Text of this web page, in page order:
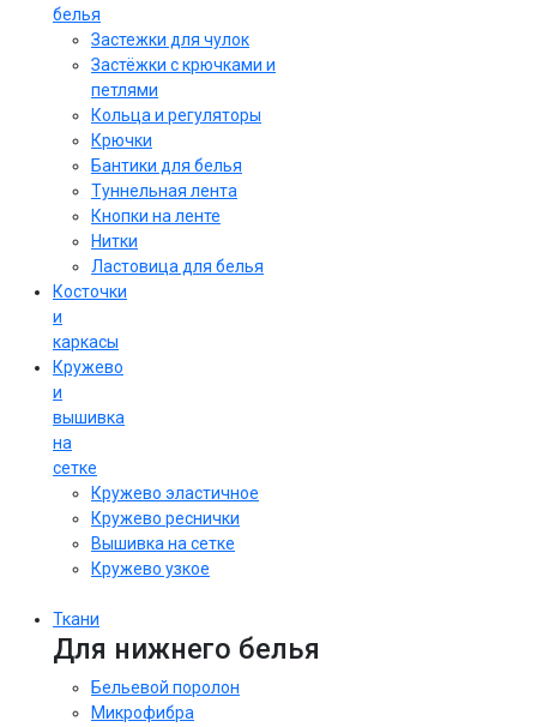
белья
Застежки для чулок
Застёжки с крючками и
петлями
Кольца и регуляторы
Крючки
Бантики для белья
Туннельная лента
Кнопки на ленте
Нитки
Ластовица для белья
Косточки
и
каркасы
Кружево
и
вышивка
на
сетке
Кружево эластичное
Кружево реснички
Вышивка на сетке
Кружево узкое
Ткани
Для нижнего белья
Бельевой поролон
Микрофибра